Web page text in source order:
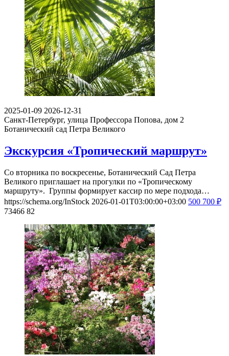
2025-01-09 2026-12-31
Санкт-Петербург, улица Профессора Попова, дом 2
Ботанический сад Петра Великого
Экскурсия «Тропический маршрут»
Со вторника по воскресенье, Ботанический Сад Петра
Великого приглашает на прогулки по «Тропическому
маршруту». Группы формирует кассир по мере подхода…
https://schema.org/InStock 2026-01-01T03:00:00+03:00 500 700 ₽
73466 82